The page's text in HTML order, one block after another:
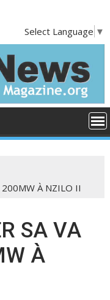
Select Language ▼
200MW À NZILO II
SA VA
À